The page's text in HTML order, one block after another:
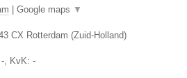
Google maps ▼
CX Rotterdam (Zuid-Holland)
-, KvK: -